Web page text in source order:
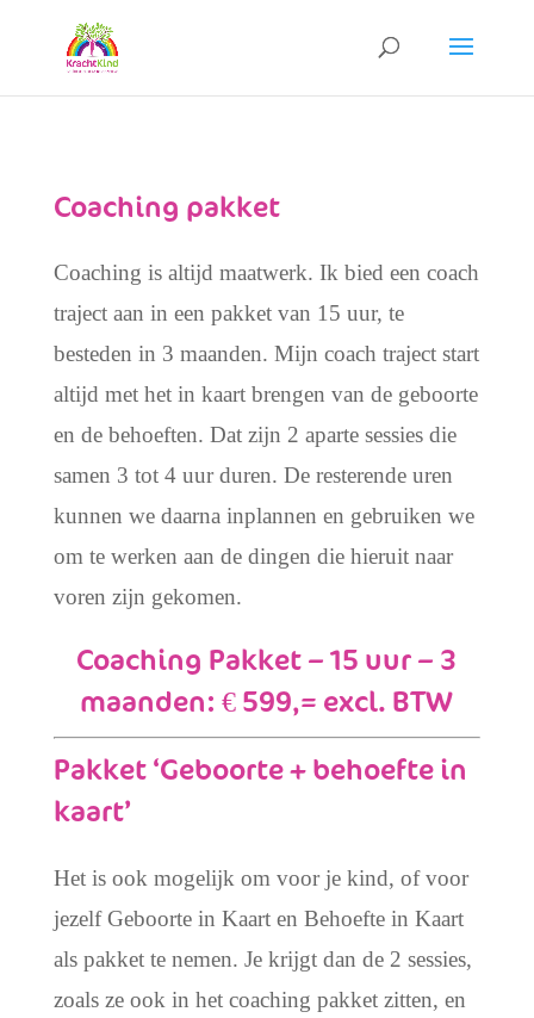
Coaching pakket
Coaching is altijd maatwerk. Ik bied een coach
traject aan in een pakket van 15 uur, te
besteden in 3 maanden. Mijn coach traject start
altijd met het in kaart brengen van de geboorte
en de behoeften. Dat zijn 2 aparte sessies die
samen 3 tot 4 uur duren. De resterende uren
kunnen we daarna inplannen en gebruiken we
om te werken aan de dingen die hieruit naar
voren zijn gekomen.
Coaching Pakket – 15 uur – 3
maanden: € 599,= excl. BTW
Pakket ‘Geboorte + behoefte in
kaart’
Het is ook mogelijk om voor je kind, of voor
jezelf Geboorte in Kaart en Behoefte in Kaart
als pakket te nemen. Je krijgt dan de 2 sessies,
zoals ze ook in het coaching pakket zitten, en